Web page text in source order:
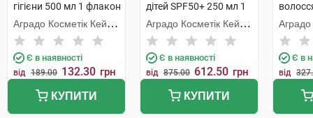
гігієни 500 мл 1 флакон
Аградо Косметік Кейр
3000 С.Л.У.
Є в наявності
від 189.00 132.30 грн
КУПИТИ
дітей SPF50+ 250 мл 1
флакон
Аградо Косметік Кейр
3000 С.Л.У.
Є в наявності
від 875.00 612.50 грн
КУПИТИ
900
Аградо
3000
Є в
від